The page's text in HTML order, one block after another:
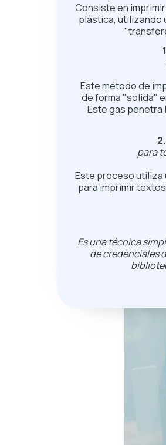
Consiste en
plástica, utilizando
Este método de
de forma "sólida"
Este gas penetra
para
Este proceso utiliza
para imprimir
Es una técnica
de credenciales